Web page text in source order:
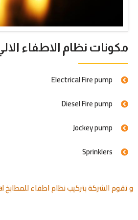
مكونات نظام الاطفاء
Electrical Fire pump
Diesel Fire pump
Jockey pump
Sprinklers
و تقوم الشركة بتركيب نظام اطفاء للمطابخ Wet Chemical.